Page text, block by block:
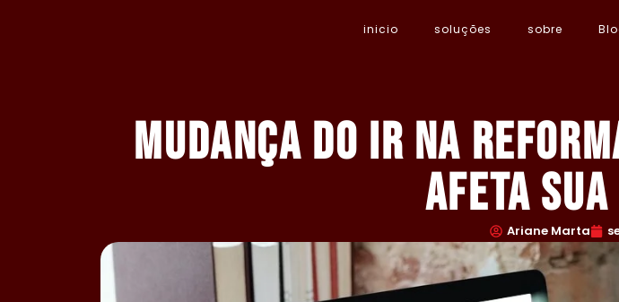
inicio soluções sobre
Mudança do IR na
afeta sua
Ariane Marta